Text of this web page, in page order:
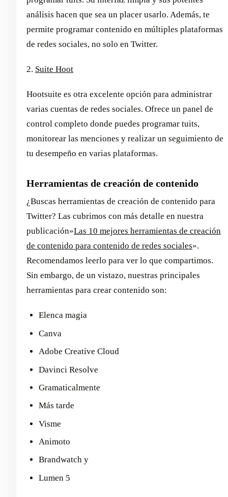
análisis hacen que sea un placer usarlo. Además, te
permite programar contenido en múltiples plataformas
de redes sociales, no solo en Twitter.
2. Suite Hoot
Hootsuite es otra excelente opción para administrar
varias cuentas de redes sociales. Ofrece un panel de
control completo donde puedes programar tuits,
monitorear las menciones y realizar un seguimiento de
tu desempeño en varias plataformas.
Herramientas de creación de contenido
¿Buscas herramientas de creación de contenido para
Twitter? Las cubrimos con más detalle en nuestra
publicación»Las 10 mejores herramientas de creación
de contenido para contenido de redes sociales».
Recomendamos leerlo para ver lo que compartimos.
Sin embargo, de un vistazo, nuestras principales
herramientas para crear contenido son:
Elenca magia
Canva
Adobe Creative Cloud
Davinci Resolve
Gramaticalmente
Más tarde
Visme
Animoto
Brandwatch y
Lumen 5